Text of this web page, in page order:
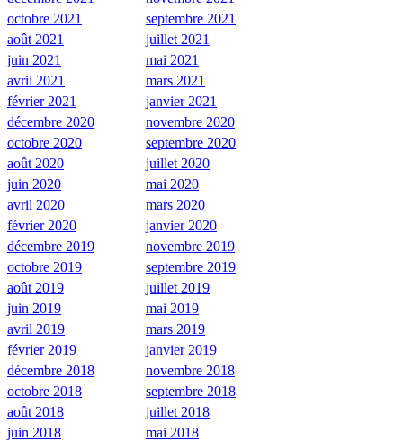
octobre 2021
septembre 2021
août 2021
juillet 2021
juin 2021
mai 2021
avril 2021
mars 2021
février 2021
janvier 2021
décembre 2020
novembre 2020
octobre 2020
septembre 2020
août 2020
juillet 2020
juin 2020
mai 2020
avril 2020
mars 2020
février 2020
janvier 2020
décembre 2019
novembre 2019
octobre 2019
septembre 2019
août 2019
juillet 2019
juin 2019
mai 2019
avril 2019
mars 2019
février 2019
janvier 2019
décembre 2018
novembre 2018
octobre 2018
septembre 2018
août 2018
juillet 2018
juin 2018
mai 2018